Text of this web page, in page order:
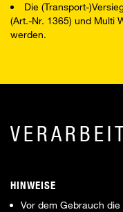
Die (Transport-
(Art.-Nr. 1365) und Multi
werden.
HINWEISE
Vor dem Gebrauch